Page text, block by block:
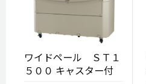
ワイドペール ＳＴ１
５００ キャスター付